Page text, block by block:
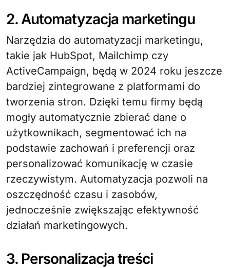
2. Automatyzacja marketingu
Narzędzia do automatyzacji marketingu,
takie jak HubSpot, Mailchimp czy
ActiveCampaign, będą w 2024 roku jeszcze
bardziej zintegrowane z platformami do
tworzenia stron. Dzięki temu firmy będą
mogły automatycznie zbierać dane o
użytkownikach, segmentować ich na
podstawie zachowań i preferencji oraz
personalizować komunikację w czasie
rzeczywistym. Automatyzacja pozwoli na
oszczędność czasu i zasobów,
jednocześnie zwiększając efektywność
działań marketingowych.
3. Personalizacja treści